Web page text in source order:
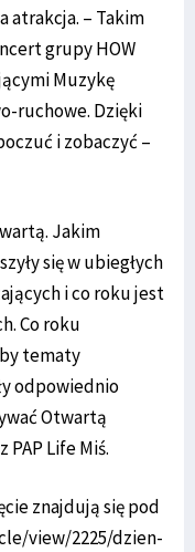
atrakcja. – Takim
grupy HOW
Muzykę
ruchowe. Dzięki
i zobaczyć –
Jakim
się w ubiegłych
i co roku jest
Co roku
tematy
odpowiednio
Otwartą
PAP Life Miś.
znajdują się pod
view/2225/dzien-